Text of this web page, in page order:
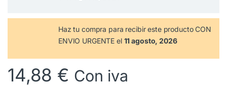
Haz tu compra para recibir este producto CON
ENVIO URGENTE el 11 agosto, 2026
14,88 € Con iva